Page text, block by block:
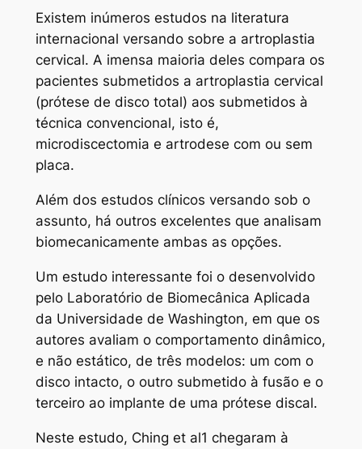
Existem inúmeros estudos na literatura
internacional versando sobre a artroplastia
cervical. A imensa maioria deles compara os
pacientes submetidos a artroplastia cervical
(prótese de disco total) aos submetidos à
técnica convencional, isto é,
microdiscectomia e artrodese com ou sem
placa.
Além dos estudos clínicos versando sob o
assunto, há outros excelentes que analisam
biomecanicamente ambas as opções.
Um estudo interessante foi o desenvolvido
pelo Laboratório de Biomecânica Aplicada
da Universidade de Washington, em que os
autores avaliam o comportamento dinâmico,
e não estático, de três modelos: um com o
disco intacto, o outro submetido à fusão e o
terceiro ao implante de uma prótese discal.
Neste estudo, Ching et al1 chegaram à